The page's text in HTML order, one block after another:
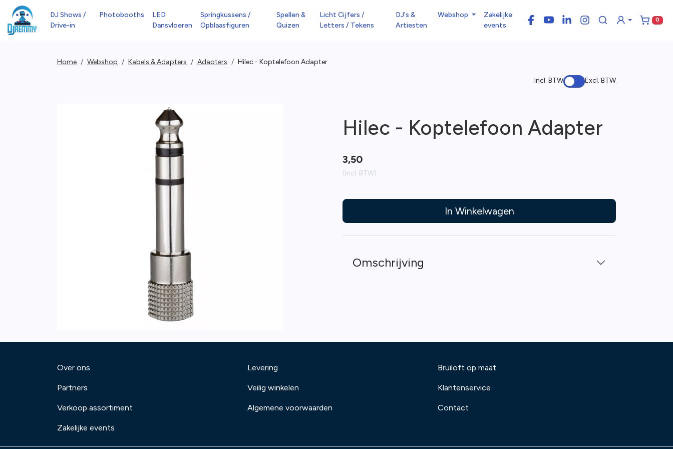
DJ Shows /
Drive-in
Photobooths
LED
Dansvloeren
Springkussens /
Opblaasfiguren
Spellen &
Quizen
Licht Cijfers /
Letters / Tekens
DJ's &
Artiesten
Webshop
Zakelijke
events
FacebookYouTubeLinkedInInstagram
0
Home Webshop Kabels & Adapters Adapters Hilec - Koptelefoon Adapter
Incl. BTW Excl. BTW
Hilec - Koptelefoon Adapter
3,50
(Incl. BTW)
In Winkelwagen
Omschrijving
Over ons
Partners
Verkoop assortiment
Zakelijke events
Levering
Veilig winkelen
Algemene voorwaarden
Bruiloft op maat
Klantenservice
Contact